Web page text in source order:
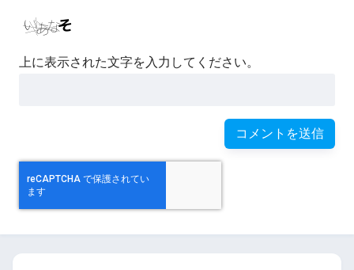
上に表示された文字を入力してください。